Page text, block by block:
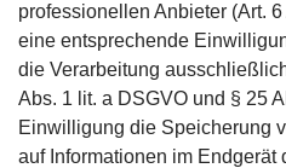
professionellen Anbieter (Art.
eine entsprechende
die Verarbeitung
Abs. 1 lit. a DSGVO und § 25
Einwilligung die Speicherung
auf Informationen im Endgerät